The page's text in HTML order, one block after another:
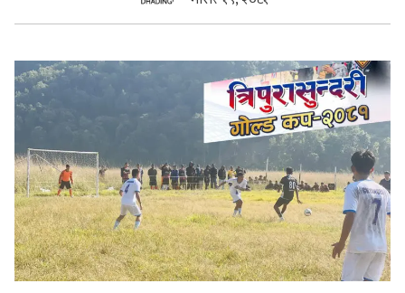
सुचनाहरु
स्वास्थ्य
भिडियो